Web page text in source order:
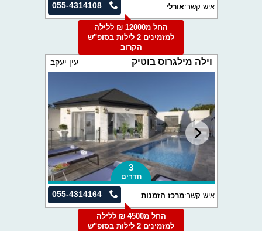
055-4314108 איש קשר:אורלי
החל מ12000 ₪ ללילה
למזמינים 2 לילות בסופ"ש
הקרוב
וילה מילגרוס בוטיק עין יעקב
3
חדרים
055-4314164 איש קשר:מרכז הזמנות
החל מ4500 ₪ ללילה
למזמינים 2 לילות בסופ"ש